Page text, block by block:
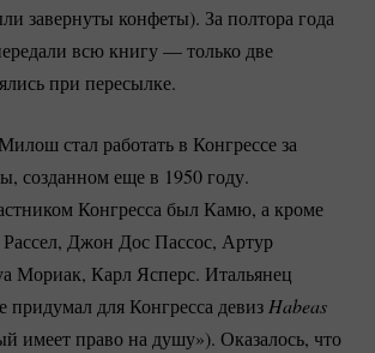
завернуты конфеты). За полтора года
всю книгу — только две
при пересылке.
стал работать в Конгрессе за
созданном еще в 1950 году.
Конгресса был Камю, а кроме
Джон Дос Пассос, Артур
Мориак, Карл Ясперс. Итальянец
для Конгресса девиз Habeas
имеет право на душу»). Оказалось, что